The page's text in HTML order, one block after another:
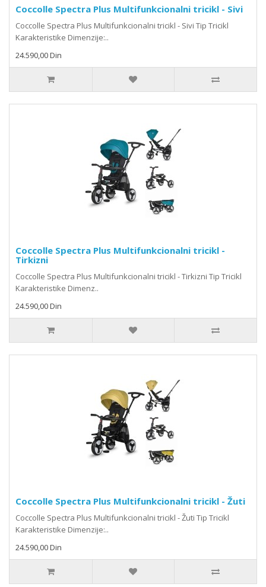
Coccolle Spectra Plus Multifunkcionalni tricikl - Sivi
Coccolle Spectra Plus Multifunkcionalni tricikl - Sivi Tip Tricikl
Karakteristike Dimenzije:..
24.590,00 Din
Coccolle Spectra Plus Multifunkcionalni tricikl -
Tirkizni
Coccolle Spectra Plus Multifunkcionalni tricikl - Tirkizni Tip Tricikl
Karakteristike Dimenz..
24.590,00 Din
Coccolle Spectra Plus Multifunkcionalni tricikl - Žuti
Coccolle Spectra Plus Multifunkcionalni tricikl - Žuti Tip Tricikl
Karakteristike Dimenzije:..
24.590,00 Din